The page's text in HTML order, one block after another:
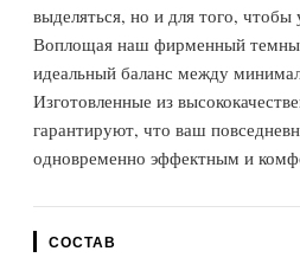
выделяться, но и для того, чтобы
Воплощая наш фирменный
идеальный баланс между
Изготовленные из
гарантируют, что ваш
одновременно эффектным и
СОСТАВ